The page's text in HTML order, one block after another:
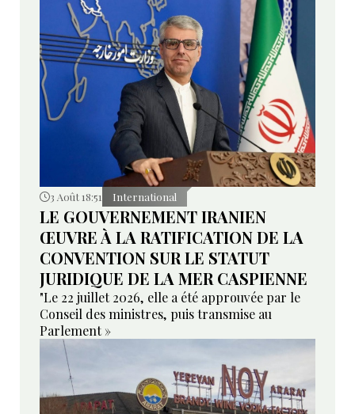
3 Août 18:51 International
LE GOUVERNEMENT IRANIEN
ŒUVRE À LA RATIFICATION DE LA
CONVENTION SUR LE STATUT
JURIDIQUE DE LA MER CASPIENNE
"Le 22 juillet 2026, elle a été approuvée par le
Conseil des ministres, puis transmise au
Parlement »